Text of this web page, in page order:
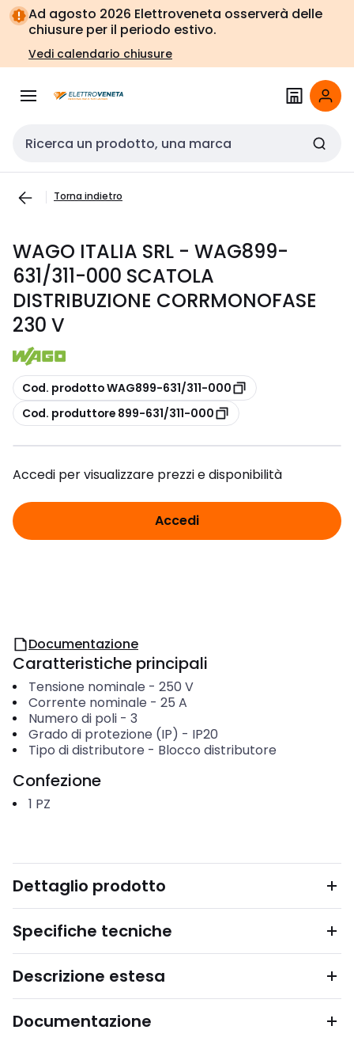
Vai alla
navigazione
Vai
alla
pagina
Ad agosto 2026 Elettroveneta osserverà delle
chiusure per il periodo estivo.
Vedi calendario chiusure
Cerca input
Torna indietro
WAGO ITALIA SRL - WAG899-
631/311-000 SCATOLA
DISTRIBUZIONE CORRMONOFASE
230 V
copia
Cod. prodotto WAG899-631/311-000
copia
Cod. produttore 899-631/311-000
Accedi per visualizzare prezzi e disponibilità
Accedi
Documentazione
Caratteristiche principali
Tensione nominale - 250 V
Corrente nominale - 25 A
Numero di poli- 3
Grado di protezione (IP) - IP20
Tipo di distributore - Blocco distributore
Confezione
1 PZ
Dettaglio prodotto
Specifiche tecniche
Descrizione estesa
Documentazione